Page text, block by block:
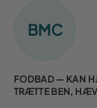
BMC
FODBAD — KAN
TRÆTTE BEN,